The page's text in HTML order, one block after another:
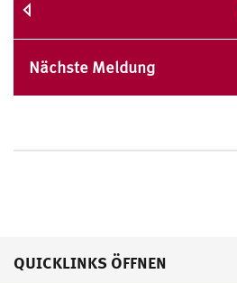
Nächste Meldung
QUICKLINKS ÖFFNEN